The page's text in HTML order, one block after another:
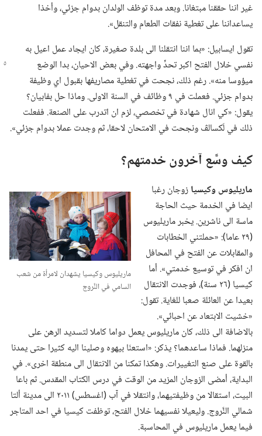
غير اننا حققنا مبتغانا.‏ وبعد مدة توظف الولدان بدوام جزئي،‏ وأخذا
يساعداننا على تغطية نفقات الطعام والتنقل».‏
تقول ايسابيل:‏ «بما اننا انتقلنا الى بلدة صغيرة،‏ كان ايجاد عمل اعيل به
نفسي خلال الفتح اكبر تحدٍّ واجهته.‏ وفيبعض الاحيان،‏ بدا الوضع
ميؤوسا منه».‏ رغم ذلك،‏ نجحت في تغطية مصاريفها بقبول اي وظيفة
بدوام جزئي.‏ فعملت في ٩ وظائف في السنة الاولى.‏ وماذا حل بفابيان؟‏
يقول:‏ «كي انال شهادة في تخصصي،‏ لزم ان اتدرب على الصنعة.‏ ففعلت
ذلك في لَكسالڤ ونجحت في الامتحان لاحقا،‏ ثم وجدت عملا بدوام جزئي».‏
كيف وسَّع آخرون خدمتهم؟‏
ماريليوس وكيسيا يشهدان لامرأة من شعب
السامي في النَّروج
ماريليوس وكيسيازوجان رغبا
ايضا في الخدمة حيث الحاجة
ماسة الى ناشرين.‏ يخبر ماريليوس
(‏٢٩ عاما)‏:‏ «حملتني الخطابات
والمقابلات عن الفتح في المحافل
ان افكر في توسيع خدمتي».‏ أما
كيسيا (‏٢٦ سنة)‏،‏ فوجدت الانتقال
بعيدا عن العائلة صعبا للغاية.‏ تقول:‏
«خشيت الابتعاد عن احبائي».‏
بالاضافة الى ذلك،‏ كان ماريليوس يعمل دواما كاملا لتسديد الرهن على
منزلهما.‏ فماذا ساعدهما؟‏ يذكر:‏ «استعنّا بيهوه وصلينا اليه كثيرا حتى يمدنا
بالقوة على صنع التغييرات.‏ وهكذا تمكنا من الانتقال الى منطقة اخرى».‏ في
البداية،‏ أمضى الزوجان المزيد من الوقت في درس الكتاب المقدس.‏ ثم باعا
البيت،‏ استقالا من وظيفتيهما،‏ وانتقلا في آب (‏اغسطس)‏ ٢٠١١ الى مدينة ألتا
شمالي النَّروج.‏ وليعيلا نفسيهما خلال الفتح،‏ توظفت كيسيا في احد المتاجر
فيما يعمل ماريليوس في المحاسبة.‏